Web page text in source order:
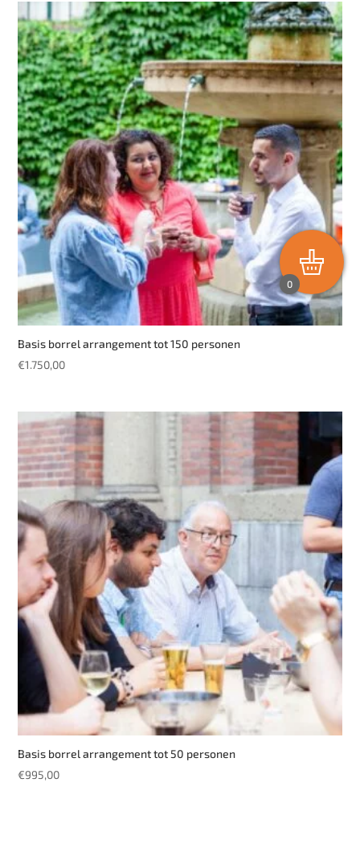
Basis borrel arrangement tot 150 personen
€1.750,00
Basis borrel arrangement tot 50 personen
€995,00
0